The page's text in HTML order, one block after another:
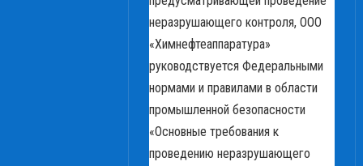
неразрушающего контроля, ООО
«Химнефтеаппаратура»
руководствуется Федеральными
нормами и правилами в области
промышленной безопасности
«Основные требования к
проведению неразрушающего